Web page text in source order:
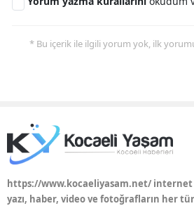
* Bu içerik ile ilgili yorum yok, ilk
https://www.kocaeliyasam.net/ internet
yazı, haber, video ve fotoğrafların her